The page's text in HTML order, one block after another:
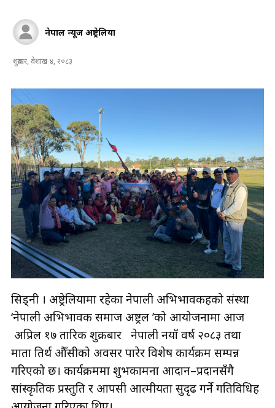
नेपाल न्यूज अष्ट्रेलिया
शुक्रबार, वैशाख ४, २०८३
सिड्नी । अष्ट्रेलियामा रहेका नेपाली अभिभावकहरूको संस्था
‘नेपाली अभिभावक समाज अष्ट्रल ’को आयोजनामा आज
अप्रिल १७ तारिक शुक्रबार नेपाली नयाँ वर्ष २०८३ तथा
माता तिर्थ औँसीको अवसर पारेर विशेष कार्यक्रम सम्पन्न
गरिएको छ। कार्यक्रममा शुभकामना आदान–प्रदानसँगै
सांस्कृतिक प्रस्तुति र आपसी आत्मीयता सुदृढ गर्ने गतिविधिहरू